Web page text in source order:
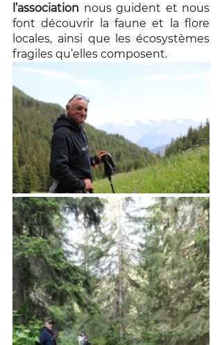
l’association nous guident et nous
font découvrir la faune et la flore
locales, ainsi que les écosystèmes
fragiles qu’elles composent.